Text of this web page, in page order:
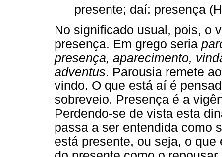
presente; daí: presença
No significado usual, pois, o
presença. Em grego seria
presença, aparecimento,
adventus. Parousia remete
vindo. O que está aí é
sobreveio. Presença é a
Perdendo-se de vista esta
passa a ser entendida como
está presente, ou seja, o